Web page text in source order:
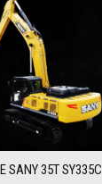
SANY 35T SY335C